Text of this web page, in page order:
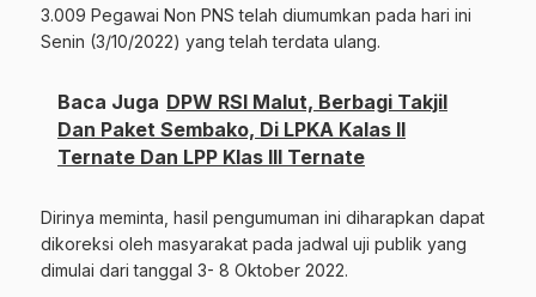
3.009 Pegawai Non PNS telah diumumkan pada hari ini
Senin (3/10/2022) yang telah terdata ulang.
Baca Juga DPW RSI Malut, Berbagi Takjil
Dan Paket Sembako, Di LPKA Kalas II
Ternate Dan LPP Klas III Ternate
Dirinya meminta, hasil pengumuman ini diharapkan dapat
dikoreksi oleh masyarakat pada jadwal uji publik yang
dimulai dari tanggal 3- 8 Oktober 2022.